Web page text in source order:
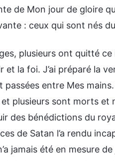
de Mon jour de gloire
: ceux qui sont nés
plusieurs ont quitté
et la foi. J’ai préparé la
entre Mes
plusieurs sont morts et
des bénédictions du
de Satan l’a rendu
jamais été en mesure